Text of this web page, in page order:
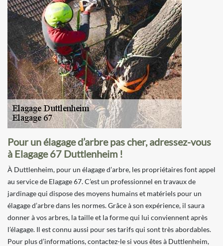
Pour un élagage d’arbre pas cher, adressez-vous
à Elagage 67 Duttlenheim !
À Duttlenheim, pour un élagage d’arbre, les propriétaires font appel
au service de Elagage 67. C’est un professionnel en travaux de
jardinage qui dispose des moyens humains et matériels pour un
élagage d’arbre dans les normes. Grâce à son expérience, il saura
donner à vos arbres, la taille et la forme qui lui conviennent après
l’élagage. Il est connu aussi pour ses tarifs qui sont très abordables.
Pour plus d’informations, contactez-le si vous êtes à Duttlenheim,